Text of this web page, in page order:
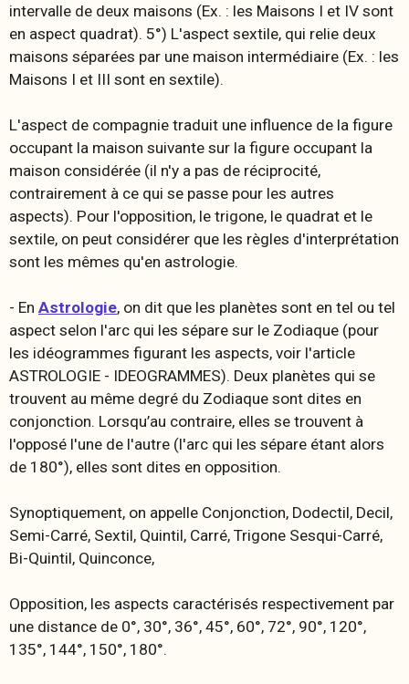
intervalle de deux maisons (Ex. : les Maisons I et IV sont
en aspect quadrat). 5°) L'aspect sextile, qui relie deux
maisons séparées par une maison intermédiaire (Ex. : les
Maisons I et III sont en sextile).
L'aspect de compagnie traduit une influence de la figure
occupant la maison suivante sur la figure occupant la
maison considérée (il n'y a pas de réciprocité,
contrairement à ce qui se passe pour les autres
aspects). Pour l'opposition, le trigone, le quadrat et le
sextile, on peut considérer que les règles d'interprétation
sont les mêmes qu'en astrologie.
- En Astrologie, on dit que les planètes sont en tel ou tel
aspect selon l'arc qui les sépare sur le Zodiaque (pour
les idéogrammes figurant les aspects, voir l'article
ASTROLOGIE - IDEOGRAMMES). Deux planètes qui se
trouvent au même degré du Zodiaque sont dites en
conjonction. Lorsqu’au contraire, elles se trouvent à
l'opposé l'une de l'autre (l'arc qui les sépare étant alors
de 180°), elles sont dites en opposition.
Synoptiquement, on appelle Conjonction, Dodectil, Decil,
Semi-Carré, Sextil, Quintil, Carré, Trigone Sesqui-Carré,
Bi-Quintil, Quinconce,
Opposition, les aspects caractérisés respectivement par
une distance de 0°, 30°, 36°, 45°, 60°, 72°, 90°, 120°,
135°, 144°, 150°, 180°.